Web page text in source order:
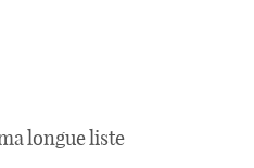
longue liste